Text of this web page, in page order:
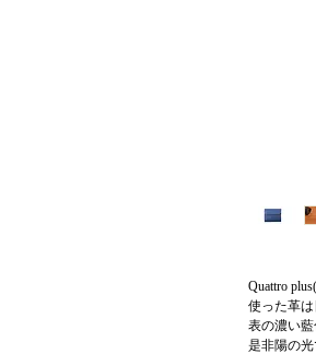
Quattro
使った革
表の濃い
是非陽の